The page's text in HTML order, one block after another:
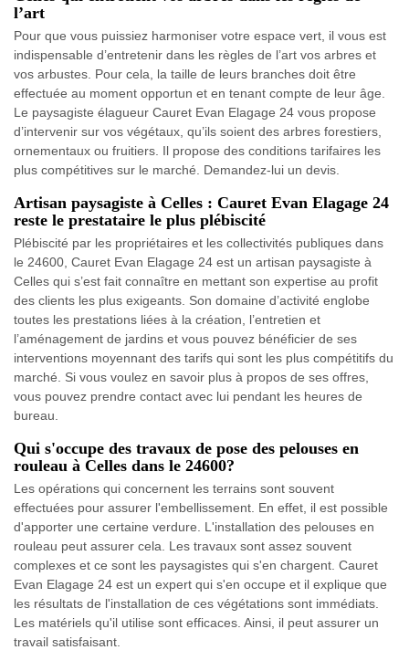
l’art
Pour que vous puissiez harmoniser votre espace vert, il vous est
indispensable d’entretenir dans les règles de l’art vos arbres et
vos arbustes. Pour cela, la taille de leurs branches doit être
effectuée au moment opportun et en tenant compte de leur âge.
Le paysagiste élagueur Cauret Evan Elagage 24 vous propose
d’intervenir sur vos végétaux, qu’ils soient des arbres forestiers,
ornementaux ou fruitiers. Il propose des conditions tarifaires les
plus compétitives sur le marché. Demandez-lui un devis.
Artisan paysagiste à Celles : Cauret Evan Elagage 24
reste le prestataire le plus plébiscité
Plébiscité par les propriétaires et les collectivités publiques dans
le 24600, Cauret Evan Elagage 24 est un artisan paysagiste à
Celles qui s’est fait connaître en mettant son expertise au profit
des clients les plus exigeants. Son domaine d’activité englobe
toutes les prestations liées à la création, l’entretien et
l’aménagement de jardins et vous pouvez bénéficier de ses
interventions moyennant des tarifs qui sont les plus compétitifs du
marché. Si vous voulez en savoir plus à propos de ses offres,
vous pouvez prendre contact avec lui pendant les heures de
bureau.
Qui s'occupe des travaux de pose des pelouses en
rouleau à Celles dans le 24600?
Les opérations qui concernent les terrains sont souvent
effectuées pour assurer l'embellissement. En effet, il est possible
d'apporter une certaine verdure. L'installation des pelouses en
rouleau peut assurer cela. Les travaux sont assez souvent
complexes et ce sont les paysagistes qui s'en chargent. Cauret
Evan Elagage 24 est un expert qui s'en occupe et il explique que
les résultats de l'installation de ces végétations sont immédiats.
Les matériels qu'il utilise sont efficaces. Ainsi, il peut assurer un
travail satisfaisant.